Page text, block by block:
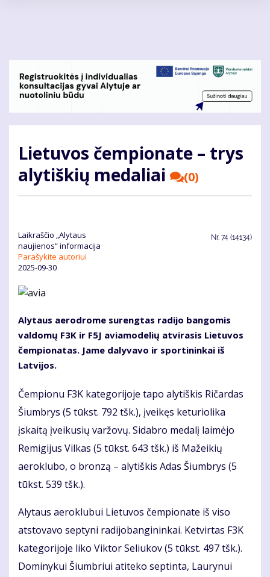
Lietuvos čempionate – trys
alytiškių medaliai
(0)
Laikraščio „Alytaus
naujienos“ informacija
Parašykite autoriui
2025-09-30
Nr. 74 (14134)
Alytaus aerodrome surengtas radijo bangomis
valdomų F3K ir F5J aviamodelių atvirasis Lietuvos
čempionatas. Jame dalyvavo ir sportininkai iš
Latvijos.
Čempionu F3K kategorijoje tapo alytiškis Ričardas
Šiumbrys (5 tūkst. 792 tšk.), įveikęs keturiolika
įskaitą įveikusių varžovų. Sidabro medalį laimėjo
Remigijus Vilkas (5 tūkst. 643 tšk.) iš Mažeikių
aeroklubo, o bronzą – alytiškis Adas Šiumbrys (5
tūkst. 539 tšk.).
Alytaus aeroklubui Lietuvos čempionate iš viso
atstovavo septyni radijobangininkai. Ketvirtas F3K
kategorijoje liko Viktor Seliukov (5 tūkst. 497 tšk.).
Dominykui Šiumbriui atiteko septinta, Laurynui